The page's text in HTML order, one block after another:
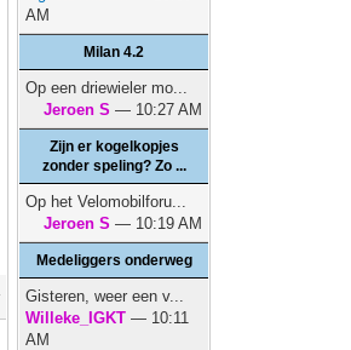
AM
Milan 4.2
Op een driewieler mo...
Jeroen S — 10:27 AM
Zijn er kogelkopjes
zonder speling? Zo ...
Op het Velomobilforu...
Jeroen S — 10:19 AM
Medeliggers onderweg
Gisteren, weer een v...
Willeke_IGKT — 10:11
AM